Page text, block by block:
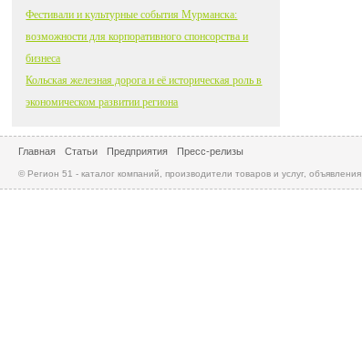
Фестивали и культурные события Мурманска:
возможности для корпоративного спонсорства и
бизнеса
Кольская железная дорога и её историческая роль в
экономическом развитии региона
Главная Статьи Предприятия Пресс-релизы
© Регион 51 - каталог компаний, производители товаров и услуг, объявления